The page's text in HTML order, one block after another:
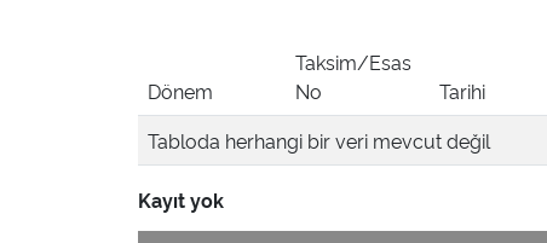
Dönem
Taksim/Esas
No
Tarihi
Tabloda herhangi bir veri mevcut değil
Kayıt yok